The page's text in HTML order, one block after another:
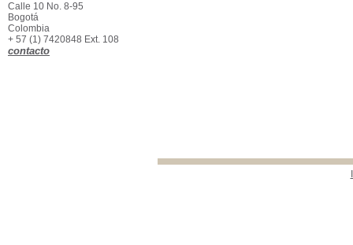
Calle 10 No. 8-95
Bogotá
Colombia
+ 57 (1) 7420848 Ext. 108
contacto